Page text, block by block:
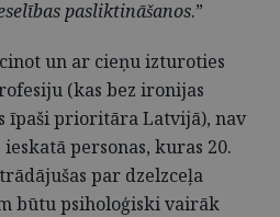
pasliktināšanos.”
un ar cieņu izturoties
(kas bez ironijas
īpaši prioritāra Latvijā), nav
personas, kuras 20.
par dzelzceļa
būtu psiholoģiski vairāk